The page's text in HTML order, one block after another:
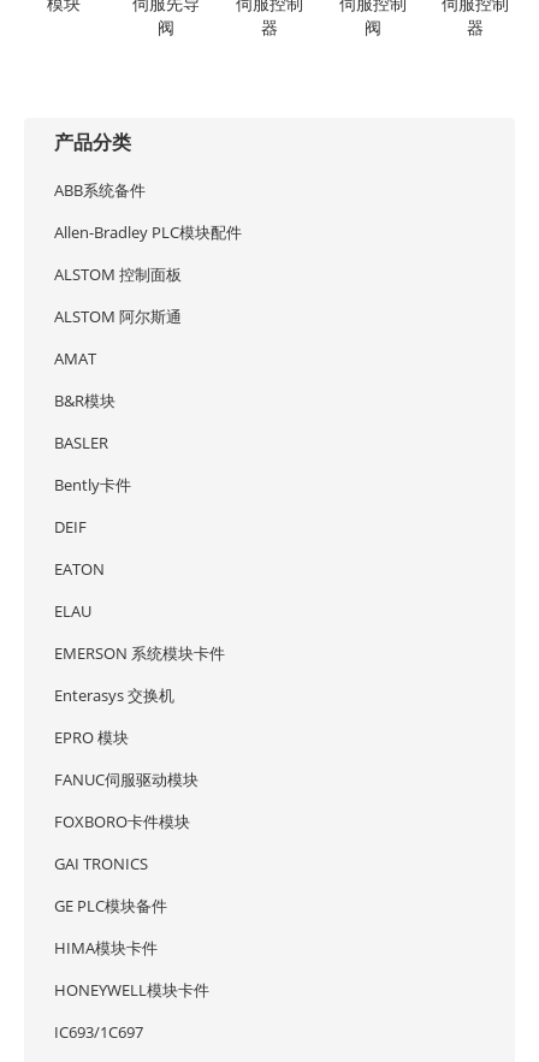
模块
伺服先导
阀
伺服控制
器
伺服控制
阀
伺服控制
器
产品分类
ABB系统备件
Allen-Bradley PLC模块配件
ALSTOM 控制面板
ALSTOM 阿尔斯通
AMAT
B&R模块
BASLER
Bently卡件
DEIF
EATON
ELAU
EMERSON 系统模块卡件
Enterasys 交换机
EPRO 模块
FANUC伺服驱动模块
FOXBORO卡件模块
GAI TRONICS
GE PLC模块备件
HIMA模块卡件
HONEYWELL模块卡件
IC693/1C697